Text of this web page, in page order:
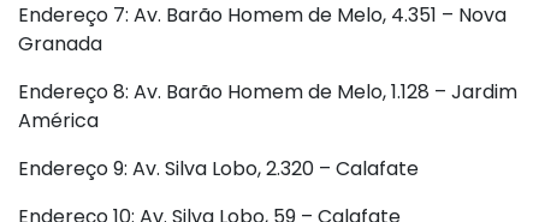
Endereço 7: Av. Barão Homem de Melo, 4.351 – Nova
Granada
Endereço 8: Av. Barão Homem de Melo, 1.128 – Jardim
América
Endereço 9: Av. Silva Lobo, 2.320 – Calafate